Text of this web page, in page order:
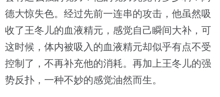
德大惊失色。经过先前一连串的攻击，他虽然吸
收了王冬儿的血液精元，感觉自己瞬间大补，可
这时候，体内被吸入的血液精元却似乎有点不受
控制了，不再补充他的消耗。再加上王冬儿的强
势反扑，一种不妙的感觉油然而生。